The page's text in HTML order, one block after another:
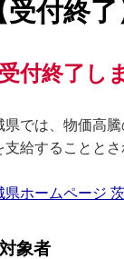
受付終
付終了し
県では、物価高
支給することとさ
県ホームページ
対象者